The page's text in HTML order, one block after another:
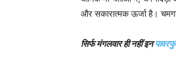
और सकारात्मक ऊर्जा है।
सिर्फ मंगलवार ही नहीं इन